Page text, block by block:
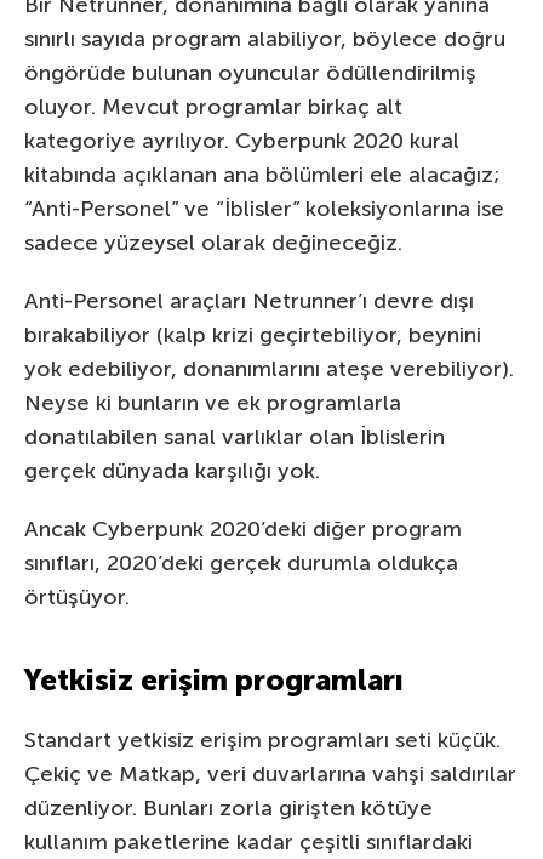
sınırlı sayıda program alabiliyor, böylece doğru
öngörüde bulunan oyuncular ödüllendirilmiş
oluyor. Mevcut programlar birkaç alt
kategoriye ayrılıyor. Cyberpunk 2020 kural
kitabında açıklanan ana bölümleri ele alacağız;
“Anti-Personel” ve “İblisler” koleksiyonlarına ise
sadece yüzeysel olarak değineceğiz.
Anti-Personel araçları Netrunner’ı devre dışı
bırakabiliyor (kalp krizi geçirtebiliyor, beynini
yok edebiliyor, donanımlarını ateşe verebiliyor).
Neyse ki bunların ve ek programlarla
donatılabilen sanal varlıklar olan İblislerin
gerçek dünyada karşılığı yok.
Ancak Cyberpunk 2020’deki diğer program
sınıfları, 2020’deki gerçek durumla oldukça
örtüşüyor.
Yetkisiz erişim programları
Standart yetkisiz erişim programları seti küçük.
Çekiç ve Matkap, veri duvarlarına vahşi saldırılar
düzenliyor. Bunları zorla girişten kötüye
kullanım paketlerine kadar çeşitli sınıflardaki